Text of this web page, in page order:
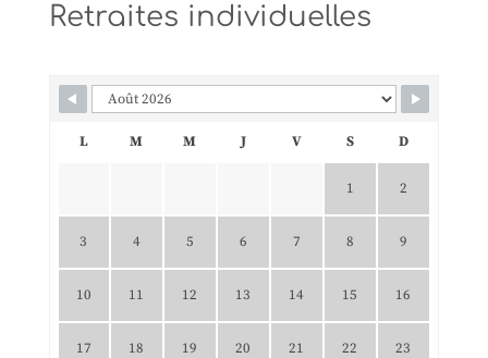
Retraites individuelles
L M M J V S D
1 2
3 4 5 6 7 8 9
10 11 12 13 14 15 16
17 18 19 20 21 22 23